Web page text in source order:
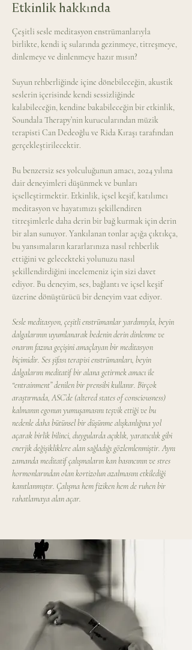
Etkinlik hakkında
Çeşitli sesle meditasyon enstrümanlarıyla
birlikte, kendi iç sularında gezinmeye, titreşmeye,
dinlemeye ve dinlenmeye hazır mısın?
Suyun rehberliğinde içine dönebileceğin, akustik
seslerin içerisinde kendi sessizliğinde
kalabileceğin, kendine bakabileceğin bir etkinlik,
Soundala Therapy’nin kurucularından müzik
terapisti Can Dedeoğlu ve Rida Kıraşı tarafından
gerçekleştirilecektir.
Bu benzersiz ses yolculuğunun amacı, 2024 yılına
dair deneyimleri düşünmek ve bunları
içselleştirmektir. Etkinlik, içsel keşif, katılımcı
meditasyon ve hayatımızı şekillendiren
titreşimlerle daha derin bir bağ kurmak için derin
bir alan sunuyor. Yankılanan tonlar açığa çıktıkça,
bu yansımaların kararlarınıza nasıl rehberlik
ettiğini ve gelecekteki yolunuzu nasıl
şekillendirdiğini incelemeniz için sizi davet
ediyor. Bu deneyim, ses, bağlantı ve içsel keşif
üzerine dönüştürücü bir deneyim vaat ediyor.
Sesle meditasyon, çeşitli enstrümanlar yardımıyla, beyin
dalgalarının uyumlanarak bedenin derin dinlenme ve
onarım fazına geçişini amaçlayan bir meditasyon
biçimidir. Ses şifası terapisi enstrümanları, beyin
dalgalarını meditatif bir alana getirmek amacı ile
“entrainment” denilen bir prensibi kullanır. Birçok
araştırmada, ASC’de (altered states of consciousness)
kalmanın egonun yumuşamasını teşvik ettiği ve bu
nedenle daha bütünsel bir düşünme alışkanlığına yol
açarak birlik bilinci, duygularda açıklık, yaratıcılık gibi
enerjik değişikliklere alan sağladığı gözlemlenmiştir. Aynı
zamanda meditatif çalışmaların kan basıncının ve stres
hormonlarından olan kortizolun azalmasını etkilediği
kanıtlanmıştır. Çalışma hem fiziken hem de ruhen bir
rahatlamaya alan açar.